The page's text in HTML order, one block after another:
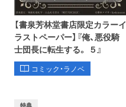
【書泉芳林堂書店限定カラーイ
ラストペーパー】『俺、悪役騎
士団長に転生する。 ５』
コミック・ラノベ
特典